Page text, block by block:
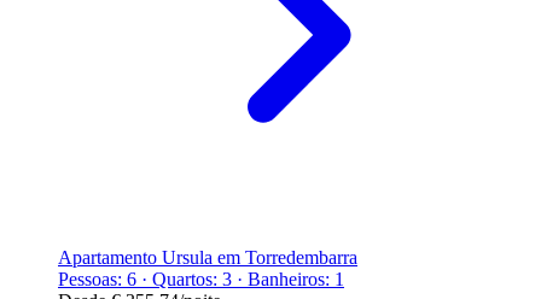
Apartamento Ursula em Torredembarra
Pessoas: 6 · Quartos: 3 · Banheiros: 1